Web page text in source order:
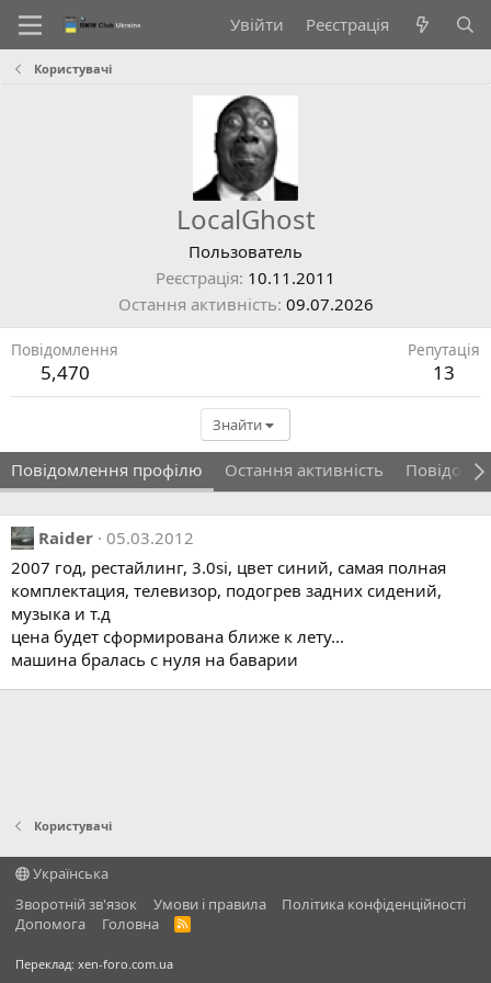
Увійти Реєстрація
Користувачі
LocalGhost
Пользователь
Реєстрація 10.11.2011
Остання активність 09.07.2026
Повідомлення
5,470
Репутація
13
Знайти
Повідомлення профілю Остання активність
Raider 05.03.2012
2007 год, рестайлинг, 3.0si, цвет синий, самая полная
комплектация, телевизор, подогрев задних сидений,
музыка и т.д
цена будет сформирована ближе к лету...
машина бралась с нуля на баварии
Користувачі
Українська
Зворотній зв'язок
Умови і правила
Політика конфіденційності
Дoпoмoга
Головна
R
Переклад: xen-foro.com.ua